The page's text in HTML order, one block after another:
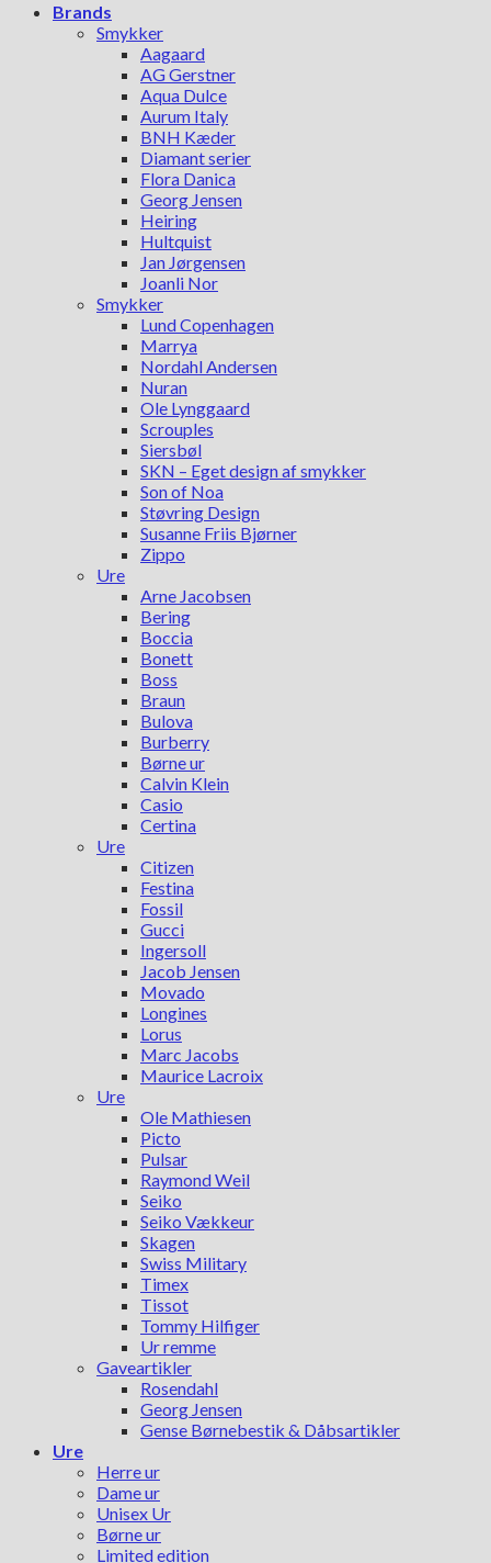
Brands
Smykker
Aagaard
AG Gerstner
Aqua Dulce
Aurum Italy
BNH Kæder
Diamant serier
Flora Danica
Georg Jensen
Heiring
Hultquist
Jan Jørgensen
Joanli Nor
Smykker
Lund Copenhagen
Marrya
Nordahl Andersen
Nuran
Ole Lynggaard
Scrouples
Siersbøl
SKN – Eget design af smykker
Son of Noa
Støvring Design
Susanne Friis Bjørner
Zippo
Ure
Arne Jacobsen
Bering
Boccia
Bonett
Boss
Braun
Bulova
Burberry
Børne ur
Calvin Klein
Casio
Certina
Ure
Citizen
Festina
Fossil
Gucci
Ingersoll
Jacob Jensen
Movado
Longines
Lorus
Marc Jacobs
Maurice Lacroix
Ure
Ole Mathiesen
Picto
Pulsar
Raymond Weil
Seiko
Seiko Vækkeur
Skagen
Swiss Military
Timex
Tissot
Tommy Hilfiger
Ur remme
Gaveartikler
Rosendahl
Georg Jensen
Gense Børnebestik & Dåbsartikler
Ure
Herre ur
Dame ur
Unisex Ur
Børne ur
Limited edition